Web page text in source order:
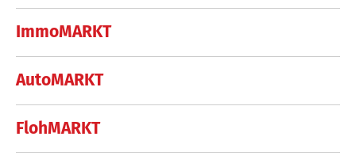
ImmoMARKT
AutoMARKT
FlohMARKT